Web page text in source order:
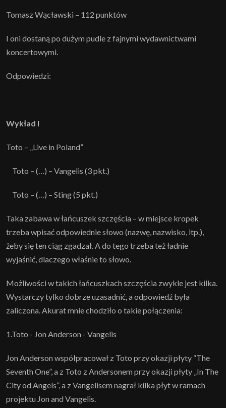
Tomasz Wącławski – 112 punktów
I oni dostaną po dużym pudle z fajnymi wydawnictwami
koncertowymi.
Odpowiedzi:
Wykład I
Toto – „Live in Poland”
Toto – (…) – Vangelis (3 pkt.)
Toto – (…) – Sting (5 pkt.)
Taka zabawa w łańcuszek szczęścia – w miejsce kropek
trzeba wpisać odpowiednie słowo (nazwę, nazwisko, itp.),
żeby się ten ciąg zgadzał. A do tego trzeba też ładnie
wyjaśnić, dlaczego właśnie to słowo.
Możliwości w takich łańcuszkach szczęścia zwykle jest kilka.
Wystarczy tylko dobrze uzasadnić, a odpowiedź była
zaliczona. Akurat mnie chodziło o takie połączenia:
1.Toto - Jon Anderson - Vangelis
Jon Anderson współpracował z Toto przy okazji płyty “The
Seventh One”, a z Toto z Andersonem przy okazji płyty „In The
City od Angels”, a z Vangelisem nagrał kilka płyt w ramach
projektu Jon and Vangelis.